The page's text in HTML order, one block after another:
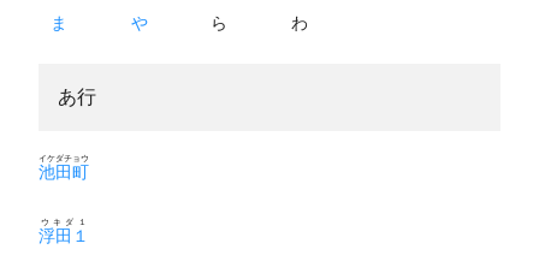
ま や ら わ
あ行
池田町
イケダチョウ
浮田１
ウキダ１